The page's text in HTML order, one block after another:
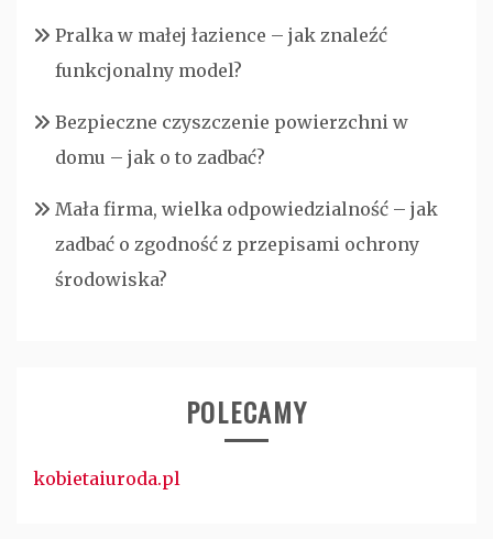
Pralka w małej łazience – jak znaleźć
funkcjonalny model?
Bezpieczne czyszczenie powierzchni w
domu – jak o to zadbać?
Mała firma, wielka odpowiedzialność – jak
zadbać o zgodność z przepisami ochrony
środowiska?
POLECAMY
kobietaiuroda.pl